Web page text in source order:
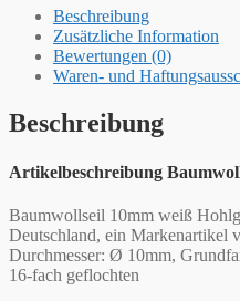
(Meterware)
Menge
Beschreibung
Zusätzliche Information
Bewertungen (0)
Waren- und
Beschreibung
Artikelbeschreibung
Baumwollseil 10mm weiß
Deutschland, ein Markenartikel
Durchmesser: Ø 10mm,
16-fach geflochten